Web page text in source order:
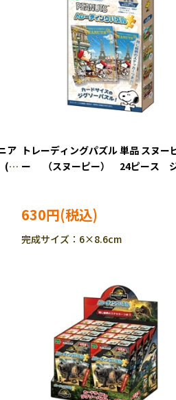
ア
(シ
トレーディングパズル 単品 スヌー
ー （スヌーピー） 24ピース
630円
完成サイズ：6×8.6cm